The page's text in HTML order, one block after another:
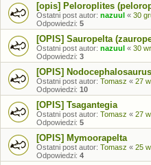
[opis] Peloroplites
Ostatni post autor: nazuul « 30
Odpowiedzi: 5
[OPIS] Sauropelta
Ostatni post autor: nazuul « 30
Odpowiedzi: 3
[OPIS]
Ostatni post autor: Tomasz « 27
Odpowiedzi: 10
[OPIS] Tsagantegia
Ostatni post autor: Tomasz « 27
Odpowiedzi: 5
[OPIS] Mymoorapelta
Ostatni post autor: Tomasz « 25
Odpowiedzi: 4